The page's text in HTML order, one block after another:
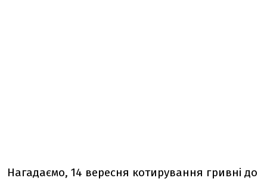
Нагадаємо, 14 вересня котирування гривні до